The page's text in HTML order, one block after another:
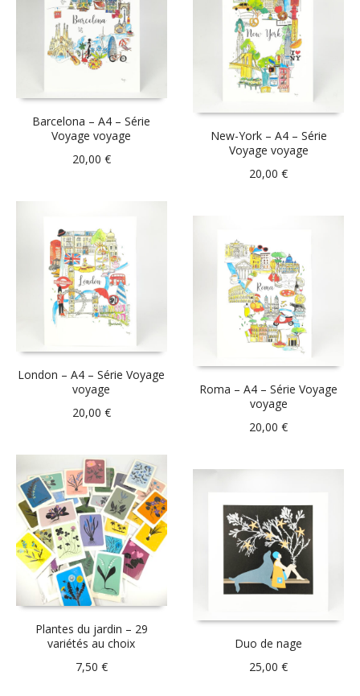
Barcelona – A4 – Série
Voyage voyage
20,00 €
New-York – A4 – Série
Voyage voyage
20,00€
London – A4 – Série Voyage
voyage
20,00 €
Roma – A4 – Série Voyage
voyage
20,00€
Plantes du jardin – 29
variétés au choix
7,50 €
Duo de nage
25,00€